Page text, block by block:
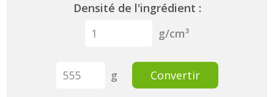
Densité de l'ingrédient :
g/cm³
g Convertir